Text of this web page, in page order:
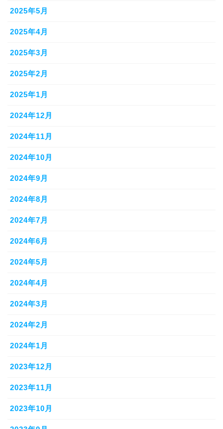
2025年5月
2025年4月
2025年3月
2025年2月
2025年1月
2024年12月
2024年11月
2024年10月
2024年9月
2024年8月
2024年7月
2024年6月
2024年5月
2024年4月
2024年3月
2024年2月
2024年1月
2023年12月
2023年11月
2023年10月